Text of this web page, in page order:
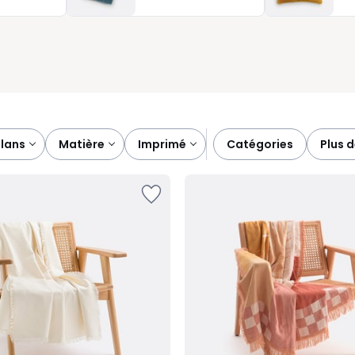
à toutes vos envies. C’est ce petit détail simple et
matière imprimé catégories plus